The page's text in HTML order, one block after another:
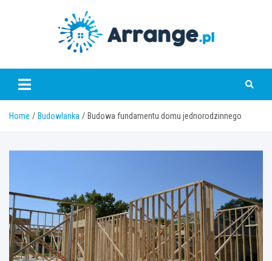
www.arrange.pl
Home Budowlanka Budowa fundamentu domu jednorodzinnego